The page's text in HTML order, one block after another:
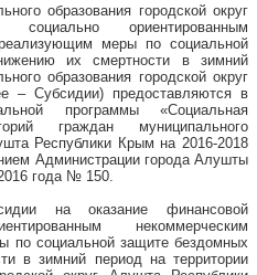
образования городской округ
ориентированным
меры по социальной
их смертности в зимний
образования городской округ
– Субсидии) предоставляются в
программы «Социальная
граждан муниципального
Республики Крым на 2016-2018
Администрации города Алушты
года № 150.
на оказание финансовой
некоммерческим
по социальной защите бездомных
в зимний период на территории